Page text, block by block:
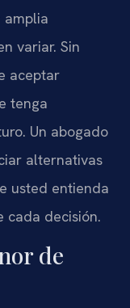
amplia
variar. Sin
aceptar
tenga
Un abogado
alternativas
usted entienda
cada decisión.
de